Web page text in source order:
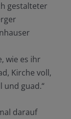
gestalteter
wie es ihr
Kirche voll,
und guad.“
darauf